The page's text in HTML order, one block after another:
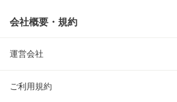
会社概要・規約
運営会社
ご利用規約